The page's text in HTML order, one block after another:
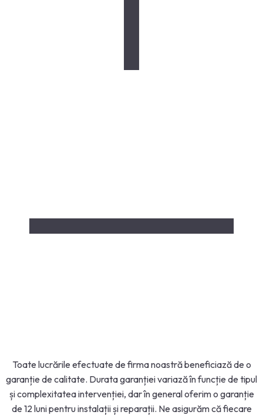
Toate lucrările efectuate de firma noastră beneficiază de o
garanție de calitate. Durata garanției variază în funcție de tipul
și complexitatea intervenției, dar în general oferim o garanție
de 12 luni pentru instalații și reparații. Ne asigurăm că fiecare